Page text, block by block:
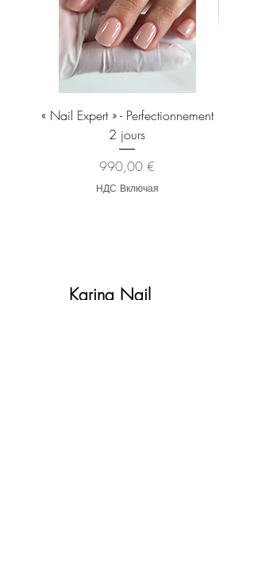
« Nail Expert » - Perfectionnement
2 jours
Цена
990,00 €
НДС Включая
Karina Nail